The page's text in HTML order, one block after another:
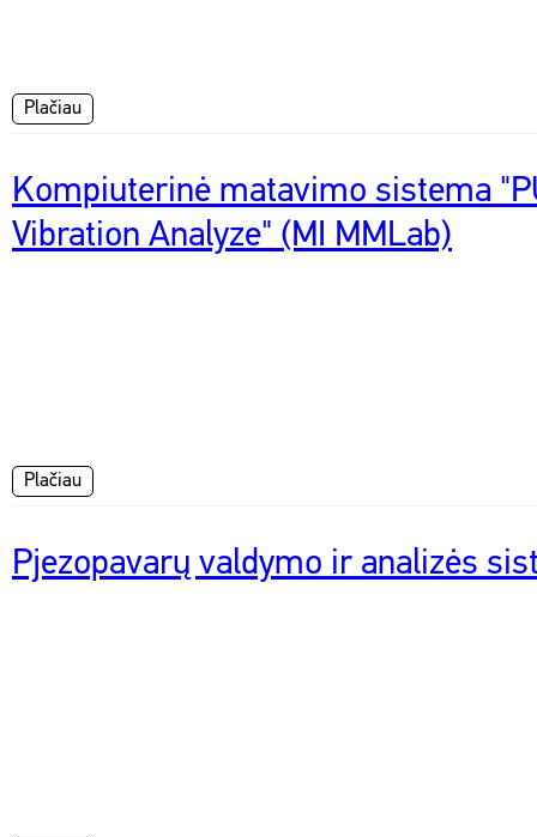
Plačiau
Kompiuterinė matavimo sistema
Vibration Analyze" (MI MMLab)
Plačiau
Pjezopavarų valdymo ir analizės